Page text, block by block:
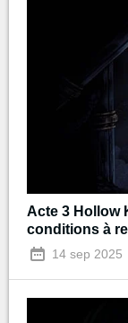
Acte 3 Hollow
conditions à
14 sep 2025